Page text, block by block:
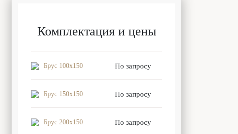
Комплектация и цены
Брус 100x150 По запросу
Брус 150x150 По запросу
Брус 200x150 По запросу